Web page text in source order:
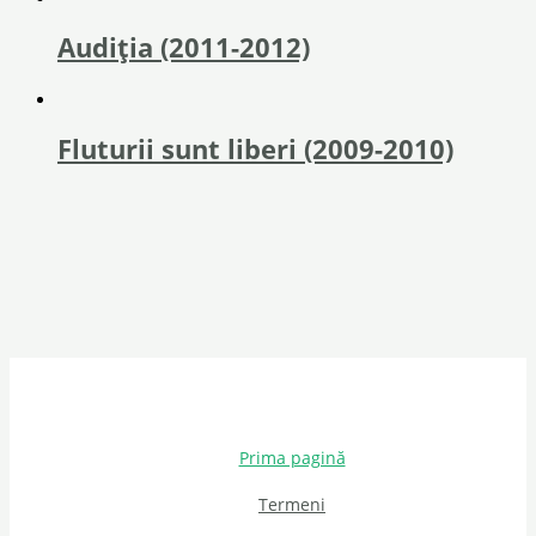
Audiția (2011-2012)
Fluturii sunt liberi (2009-2010)
Prima pagină
Termeni